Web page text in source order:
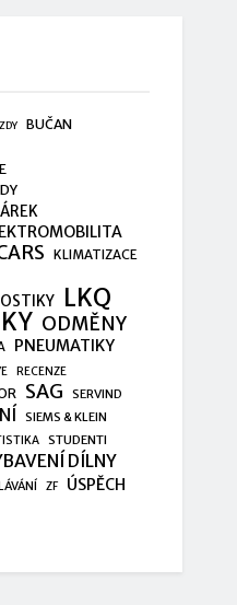
BUČAN
KLIMATIZACE
LKQ
ODMĚNY
PNEUMATIKY
RECENZE
SAG SERVIND
SIEMS & KLEIN
STUDENTI
DÍLNY
ZF ÚSPĚCH